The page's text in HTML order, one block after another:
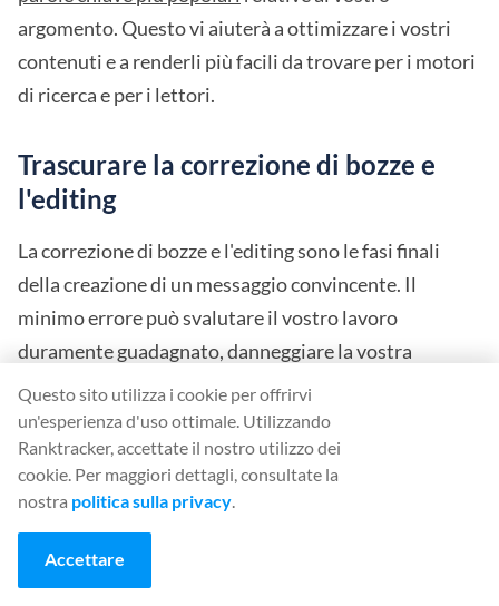
argomento. Questo vi aiuterà a ottimizzare i vostri
contenuti e a renderli più facili da trovare per i motori
di ricerca e per i lettori.
Trascurare la correzione di bozze e
l'editing
La correzione di bozze e l'editing sono le fasi finali
della creazione di un messaggio convincente. Il
minimo errore può svalutare il vostro lavoro
duramente guadagnato, danneggiare la vostra
reputazione e farvi apparire poco professionali.
La maggior parte di noi si affida ai correttori
ortografici per individuare gli errori di battitura;
tuttavia, non sono infallibili. Rileggere i contenuti o
Questo sito utilizza i cookie per offrirvi
un'esperienza d'uso ottimale. Utilizzando
Ranktracker, accettate il nostro utilizzo dei
cookie. Per maggiori dettagli, consultate la
nostra politica sulla privacy.
Accettare